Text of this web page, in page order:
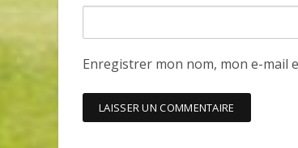
Enregistrer mon nom, mon e-mail